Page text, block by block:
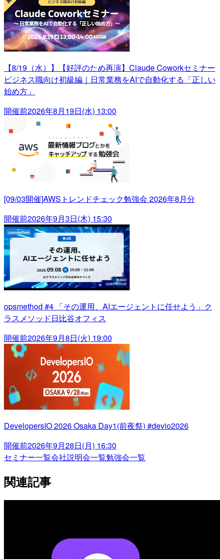
【8/19（水）】【好評のため再演】Claude Coworkセミナー
ビジネス職向け初級編｜日常業務をAIで自動化する「正しい
始め方」
開催前2026年8月19日(水) 13:00
[09/03開催]AWSトレンドチェック勉強会 2026年8月分
開催前2026年9月3日(木) 15:30
opsmethod #4 「その運用、AIエージェントに任せよう」ク
ラスメソッド日比谷オフィス
開催前2026年9月8日(火) 19:00
DevelopersIO 2026 Osaka Day1(前夜祭) #devio2026
開催前2026年9月28日(月) 16:30
セミナー一覧会社説明会一覧勉強会一覧
関連記事